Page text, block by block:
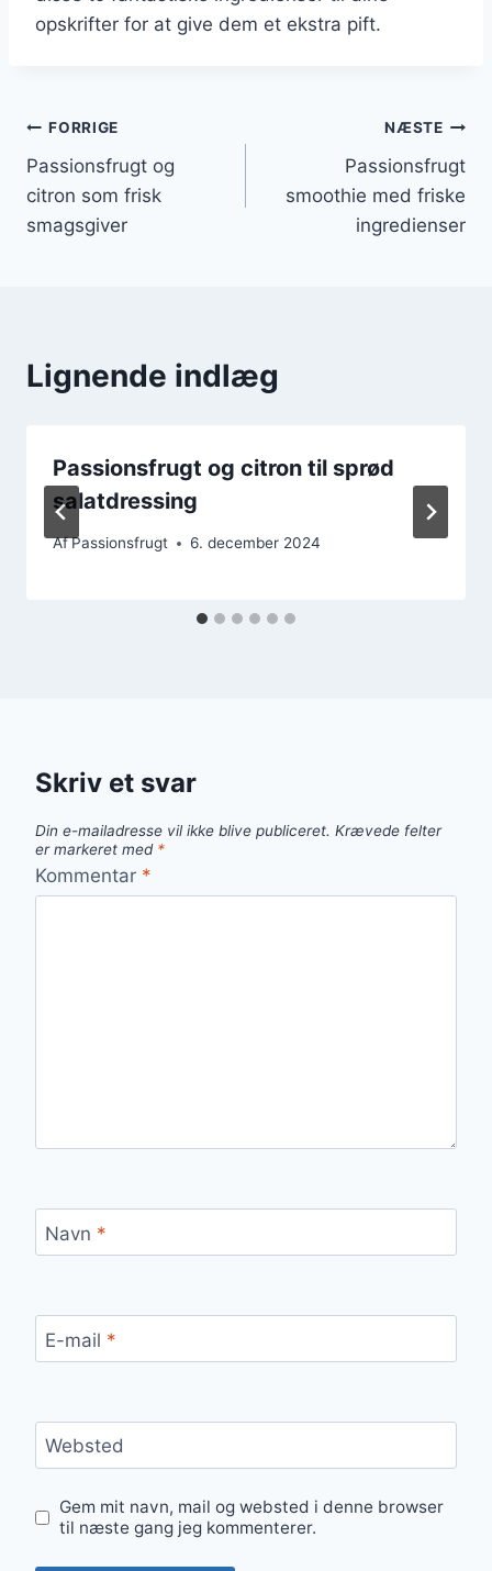
opskrifter for at give dem et ekstra pift.
Indlægsnavigation
FORRIGE
Passionsfrugt og
citron som frisk
smagsgiver
NÆSTE
Passionsfrugt
smoothie med friske
ingredienser
Lignende indlæg
Passionsfrugt og citron til sprød
salatdressing
AfPassionsfrugt 6. december 2024
Skriv et svar
Din e-mailadresse vil ikke blive publiceret. Krævede felter
er markeret med *
Kommentar *
Navn *
E-mail *
Websted
Gem mit navn, mail og websted i denne browser
til næste gang jeg kommenterer.